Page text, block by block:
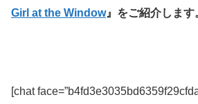
Girl at the Window』をご紹介します
[chat